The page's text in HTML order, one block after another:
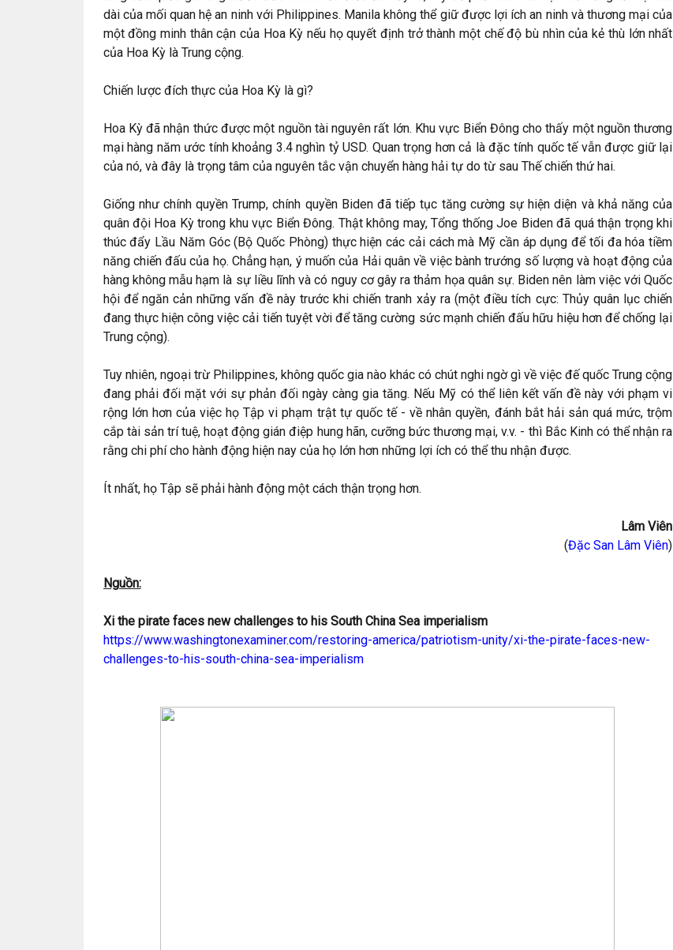
dài của mối quan hệ an ninh với Philippines. Manila không thể giữ được lợi ích an ninh và thương mại của
một đồng minh thân cận của Hoa Kỳ nếu họ quyết định trở thành một chế độ bù nhìn của kẻ thù lớn nhất
của Hoa Kỳ là Trung cộng.
Chiến lược đích thực của Hoa Kỳ là gì?
Hoa Kỳ đã nhận thức được một nguồn tài nguyên rất lớn. Khu vực Biển Đông cho thấy một nguồn thương
mại hàng năm ước tính khoảng 3.4 nghìn tỷ USD. Quan trọng hơn cả là đặc tính quốc tế vẫn được giữ lại
của nó, và đây là trọng tâm của nguyên tắc vận chuyển hàng hải tự do từ sau Thế chiến thứ hai.
Giống như chính quyền Trump, chính quyền Biden đã tiếp tục tăng cường sự hiện diện và khả năng của
quân đội Hoa Kỳ trong khu vực Biển Đông. Thật không may, Tổng thống Joe Biden đã quá thận trọng khi
thúc đẩy Lầu Năm Góc (Bộ Quốc Phòng) thực hiện các cải cách mà Mỹ cần áp dụng để tối đa hóa tiềm
năng chiến đấu của họ. Chẳng hạn, ý muốn của Hải quân về việc bành trướng số lượng và hoạt động của
hàng không mẫu hạm là sự liều lĩnh và có nguy cơ gây ra thảm họa quân sự. Biden nên làm việc với Quốc
hội để ngăn cản những vấn đề này trước khi chiến tranh xảy ra (một điều tích cực: Thủy quân lục chiến
đang thực hiện công việc cải tiến tuyệt vời để tăng cường sức mạnh chiến đấu hữu hiệu hơn để chống lại
Trung cộng).
Tuy nhiên, ngoại trừ Philippines, không quốc gia nào khác có chút nghi ngờ gì về việc đế quốc Trung cộng
đang phải đối mặt với sự phản đối ngày càng gia tăng. Nếu Mỹ có thể liên kết vấn đề này với phạm vi
rộng lớn hơn của việc họ Tập vi phạm trật tự quốc tế - về nhân quyền, đánh bắt hải sản quá mức, trộm
cắp tài sản trí tuệ, hoạt động gián điệp hung hãn, cưỡng bức thương mại, v.v. - thì Bắc Kinh có thể nhận ra
rằng chi phí cho hành động hiện nay của họ lớn hơn những lợi ích có thể thu nhận được.
Ít nhất, họ Tập sẽ phải hành động một cách thận trọng hơn.
Lâm Viên
(Đặc San Lâm Viên)
Nguồn:
Xi the pirate faces new challenges to his South China Sea imperialism
https://www.washingtonexaminer.com/restoring-america/patriotism-unity/xi-the-pirate-faces-new-
challenges-to-his-south-china-sea-imperialism